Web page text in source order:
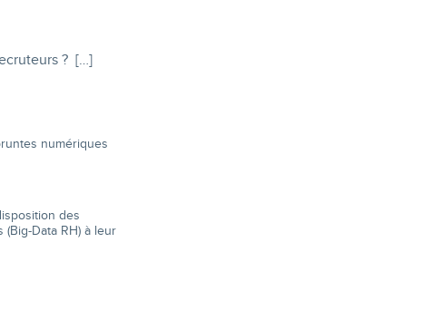
? […]
numériques
des
Data RH) à leur